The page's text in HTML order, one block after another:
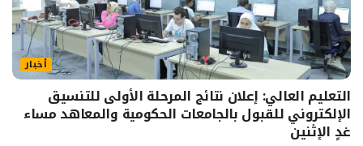
أخبار
التعليم العالي: إعلان نتائج المرحلة الأولى للتنسيق
الإلكتروني للقبول بالجامعات الحكومية والمعاهد مساء
غدٍ الإثنين